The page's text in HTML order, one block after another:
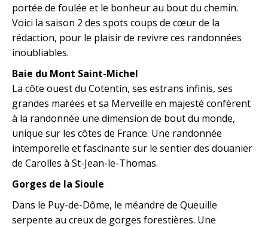
portée de foulée et le bonheur au bout du chemin.
Voici la saison 2 des spots coups de cœur de la
rédaction, pour le plaisir de revivre ces randonnées
inoubliables.
Baie du Mont Saint-Michel
La côte ouest du Cotentin, ses estrans infinis, ses
grandes marées et sa Merveille en majesté confèrent
à la randonnée une dimension de bout du monde,
unique sur les côtes de France. Une randonnée
intemporelle et fascinante sur le sentier des douanier
de Carolles à St-Jean-le-Thomas.
Gorges de la Sioule
Dans le Puy-de-Dôme, le méandre de Queuille
serpente au creux de gorges forestières. Une